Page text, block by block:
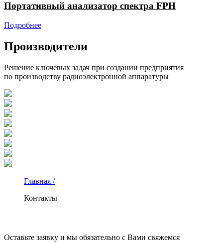
Портативный анализатор спектра FPH
Подробнее
Производители
Решение ключевых задач при создании предприятия
по производству радиоэлектронной аппаратуры
Главная /
Контакты
Оставьте заявку и мы обязательно с Вами свяжемся